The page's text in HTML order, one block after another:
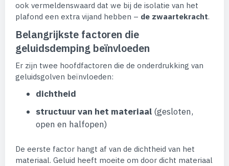
ook vermeldenswaard dat we bij de isolatie van het
plafond een extra vijand hebben – de zwaartekracht.
Belangrijkste factoren die
geluidsdemping beïnvloeden
Er zijn twee hoofdfactoren die de onderdrukking van
geluidsgolven beïnvloeden:
dichtheid
structuur van het materiaal (gesloten,
open en halfopen)
De eerste factor hangt af van de dichtheid van het
materiaal. Geluid heeft moeite om door dicht materiaal